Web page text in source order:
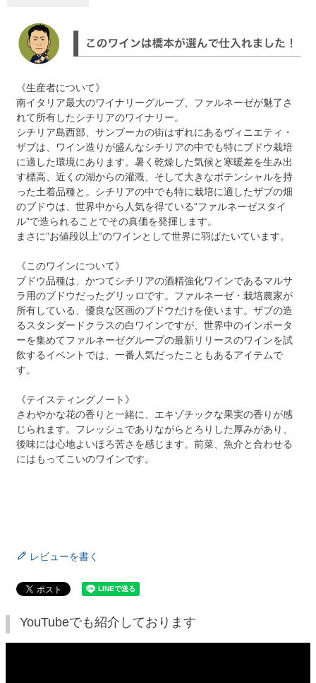
《生産者について》
南イタリア最大のワイナリーグループ、ファルネーゼが魅了さ
れて所有したシチリアのワイナリー。
シチリア島西部、サンブーカの街はずれにあるヴィニエティ・
ザブは、ワイン造りが盛んなシチリアの中でも特にブドウ栽培
に適した環境にあります。暑く乾燥した気候と寒暖差を生み出
す標高、近くの湖からの灌漑、そして大きなポテンシャルを持
った土着品種と。シチリアの中でも特に栽培に適したザブの畑
のブドウは、世界中から人気を得ている“ファルネーゼスタイ
ル”で造られることでその真価を発揮します。
まさに”お値段以上”のワインとして世界に羽ばたいています。
《このワインについて》
ブドウ品種は、かつてシチリアの酒精強化ワインであるマルサ
ラ用のブドウだったグリッロです。ファルネーゼ・栽培農家が
所有している、優良な区画のブドウだけを使います。ザブの造
るスタンダードクラスの白ワインですが、世界中のインポータ
ーを集めてファルネーゼグループの最新リリースのワインを試
飲するイベントでは、一番人気だったこともあるアイテムで
す。
《テイスティングノート》
さわやかな花の香りと一緒に、エキゾチックな果実の香りが感
じられます。フレッシュでありながらとろりした厚みがあり、
後味には心地よいほろ苦さを感じます。前菜、魚介と合わせる
にはもってこいのワインです。
レビューを書く
YouTubeでも紹介しております